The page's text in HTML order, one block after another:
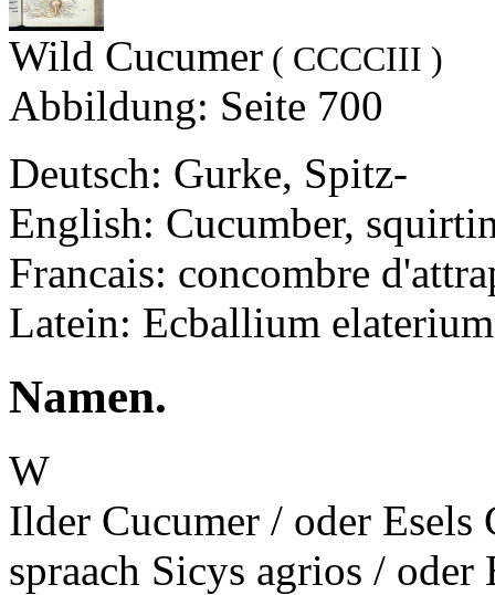
Wild Cucumer ( CCCCIII )
Abbildung: Seite 700
Deutsch: Gurke, Spitz-
English: Cucumber,
Francais: concombre
Latein: Ecballium elaterium
Namen.
W
Ilder Cucumer / oder
spraach Sicys agrios /